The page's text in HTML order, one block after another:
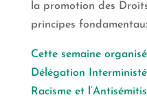
la promotion des
principes
Cette semaine
Délégation
Racisme et